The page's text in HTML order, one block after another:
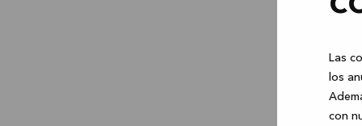
Las
los
con